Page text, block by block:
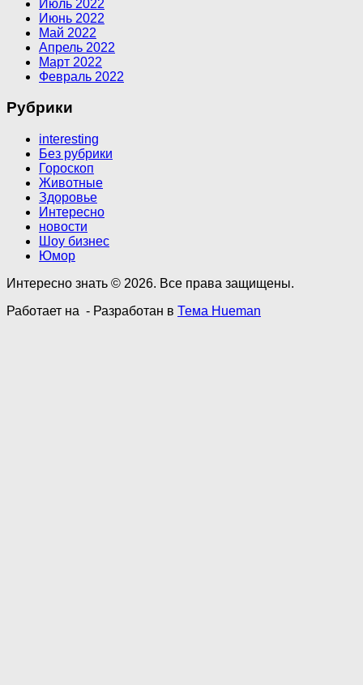
Июль 2022
Июнь 2022
Май 2022
Апрель 2022
Март 2022
Февраль 2022
Рубрики
interesting
Без рубрики
Гороскоп
Животные
Здоровье
Интересно
новости
Шоу бизнес
Юмор
Интересно знать © 2026. Все права защищены.
Работает на - Разработан в Тема Hueman